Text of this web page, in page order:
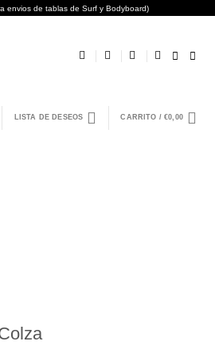
envios de tablas de Surf y Bodyboard)
LISTA DE DESEOS CARRITO /€0,00